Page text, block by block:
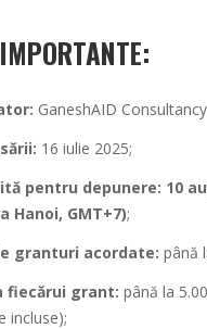
GaneshAID
16 iulie 2025;
pentru depunere: 10
Hanoi, GMT+7);
granturi acordate: până
fiecărui grant: până la
incluse);